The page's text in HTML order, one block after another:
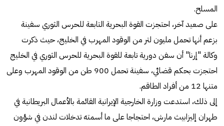
المسلح.
على صعيد آخر، احتجزت القوة البحرية التابعة للحرس الثوري سفينة
بزعم أنها تحمل مليون لتر من الوقود المهرب في الخليج، حيث ذكرت
وكالة "إرنا" أن سفن دورية تابعة للقوة البحرية للحرس الثوري في الخليج
احتجزت بحكم قضائي، سفينة تحمل 900 طن من الوقود المهرب وعلى
متنها 12 من أفراد الطاقم.
إلى ذلك، استدعت وزارة الخارجية الإيرانية القائمة بالأعمال البريطانية في
طهران إليزابيث مارش، احتجاجا على ما أسمته تدخلات لندن في شؤون